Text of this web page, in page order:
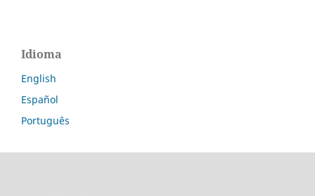
Idioma
English
Español
Português